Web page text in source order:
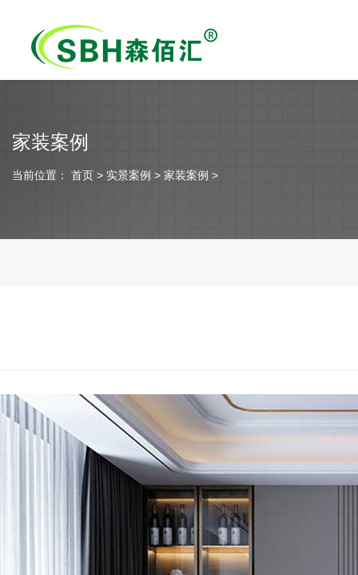
家装案例
当前位置： 首页 > 实景案例 > 家装案例 >